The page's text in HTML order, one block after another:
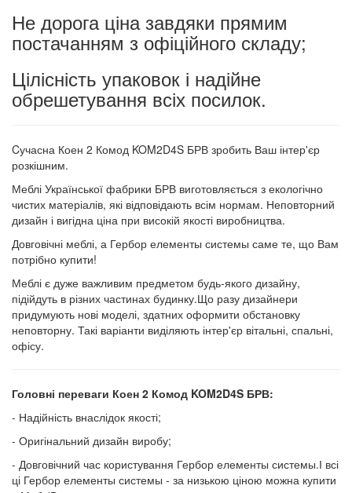
Не дорога ціна завдяки прямим
постачанням з офіційного складу;
Цілісність упаковок і надійне
обрешетування всіх посилок.
Cучасна Коен 2 Комод KOM2D4S БРВ зробить Ваш інтер'єр
розкішним.
Меблі Української фабрики БРВ виготовляється з екологічно
чистих матеріалів, які відповідають всім нормам. Неповторний
дизайн і вигідна ціна при високій якості виробництва.
Довговічні меблі, а Гербор елементы системы саме те, що Вам
потрібно купити!
Меблі є дуже важливим предметом будь-якого дизайну,
підійдуть в різних частинах будинку.Що разу дизайнери
придумують нові моделі, здатних оформити обстановку
неповторну. Такі варіанти виділяють інтер'єр вітальні, спальні,
офісу.
Головні переваги Коен 2 Комод KOM2D4S БРВ:
- Надійність внаслідок якості;
- Оригінальний дизайн виробу;
- Довговічний час користування Гербор елементы системы.І всі
ці Гербор елементы системы - за низькою ціною можна купити